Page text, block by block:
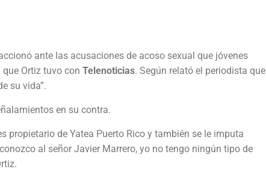
ante las acusaciones de acoso sexual que jóvenes
Ortiz tuvo con Telenoticias. Según relató el periodista que
su vida”.
en su contra.
propietario de Yatea Puerto Rico y también se le imputa
al señor Javier Marrero, yo no tengo ningún tipo de